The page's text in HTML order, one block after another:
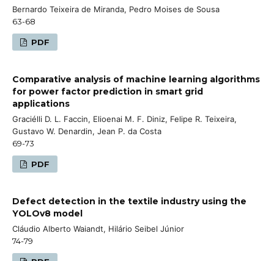
Bernardo Teixeira de Miranda, Pedro Moises de Sousa
63-68
PDF
Comparative analysis of machine learning algorithms
for power factor prediction in smart grid
applications
Graciélli D. L. Faccin, Elioenai M. F. Diniz, Felipe R. Teixeira,
Gustavo W. Denardin, Jean P. da Costa
69-73
PDF
Defect detection in the textile industry using the
YOLOv8 model
Cláudio Alberto Waiandt, Hilário Seibel Júnior
74-79